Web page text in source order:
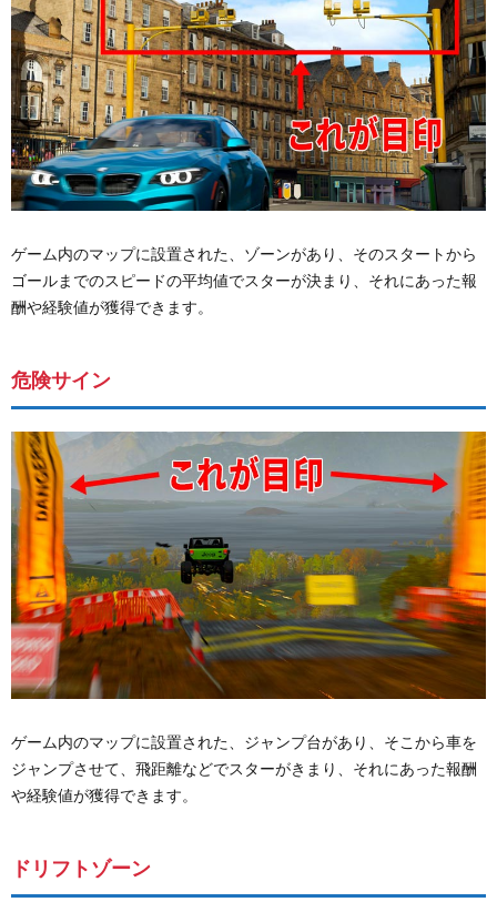
ゲーム内のマップに設置された、ゾーンがあり、そのスタートから
ゴールまでのスピードの平均値でスターが決まり、それにあった報
酬や経験値が獲得できます。
危険サイン
ゲーム内のマップに設置された、ジャンプ台があり、そこから車を
ジャンプさせて、飛距離などでスターがきまり、それにあった報酬
や経験値が獲得できます。
ドリフトゾーン